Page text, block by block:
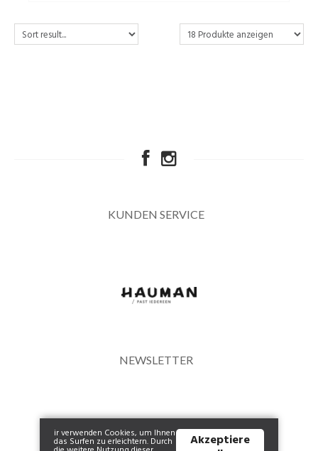
KUNDEN SERVICE
NEWSLETTER
ir verwenden Cookies, um Ihnen
das Surfen zu erleichtern. Durch Akzeptiere